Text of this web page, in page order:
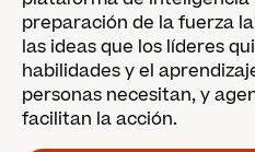
preparación de la fuerza
las ideas que los líderes
habilidades y el
personas necesitan, y
facilitan la acción.